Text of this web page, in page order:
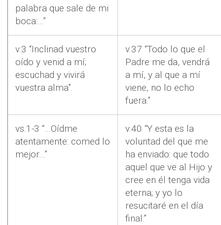
palabra que sale de mi
boca:…”
v.3 “Inclinad vuestro
oído y venid a mí;
escuchad y vivirá
vuestra alma”.
v.37 “Todo lo que el
Padre me da, vendrá
a mí, y al que a mí
viene, no lo echo
fuera.”
vs.1-3 “…Oídme
atentamente: comed lo
mejor…”
v.40 “Y esta es la
voluntad del que me
ha enviado: que todo
aquel que ve al Hijo y
cree en él tenga vida
eterna; y yo lo
resucitaré en el día
final.”